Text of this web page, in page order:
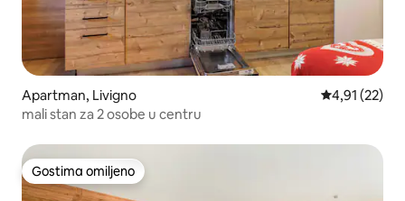
Apartman, Livigno Prosečna
4,91 (22)
mali stan za 2 osobe u centru
Gostima omiljeno
Gostima omiljeno